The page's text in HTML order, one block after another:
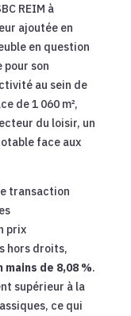
REIM à
ajoutée en
en question
pour son
au sein de
de 1 060 m²,
du loisir, un
face aux
transaction
prix
hors droits,
de 8,08 %.
supérieur à la
ce qui